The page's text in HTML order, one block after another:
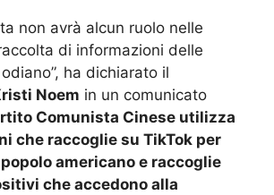
non avrà alcun ruolo nelle
di informazioni delle
ha dichiarato il
Noem in un comunicato
Comunista Cinese utilizza
che raccoglie su TikTok per
americano e raccoglie
che accedono alla